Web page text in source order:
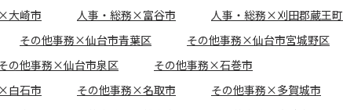
大崎市 人事・総務×富谷市
人事・総務×刈田郡蔵王町
その他事務×仙台市青葉区
その他事務×仙台市宮城野区
の他事務×仙台市泉区
その他事務×石巻市
白石市 その他事務×名取市
その他事務×多賀城市